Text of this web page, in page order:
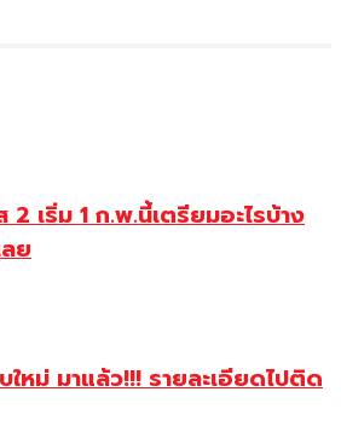
2 เริ่ม 1 ก.พ.นี้เตรียมอะไรบ้าง
ย
หม่ มาแล้ว!!! รายละเอียดไปติด